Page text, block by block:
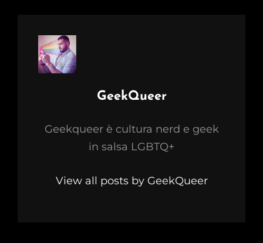
Author:
GeekQueer
Geekqueer è cultura nerd e geek
in salsa LGBTQ+
View all posts by GeekQueer